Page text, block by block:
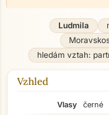
Ludmila
hledám vztah:
Vzhled
Vlasy
černé